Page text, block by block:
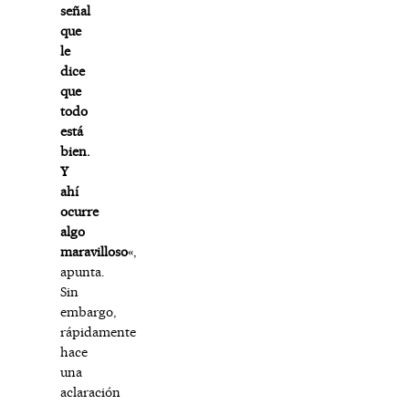
señal
que
le
dice
que
todo
está
bien.
Y
ahí
ocurre
algo
maravilloso«,
apunta.
Sin
embargo,
rápidamente
hace
una
aclaración